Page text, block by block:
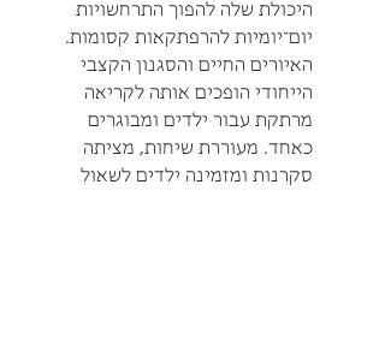
היכולת שלה להפוך התרחשויות
יום־יומיות להרפתקאות קסומות.
האיורים החיים והסגנון הקצבי
הייחודי הופכים אותה לקריאה
מרתקת עבור ילדים ומבוגרים
כאחד. מעוררת שיחות, מציתה
סקרנות ומזמינה ילדים לשאול